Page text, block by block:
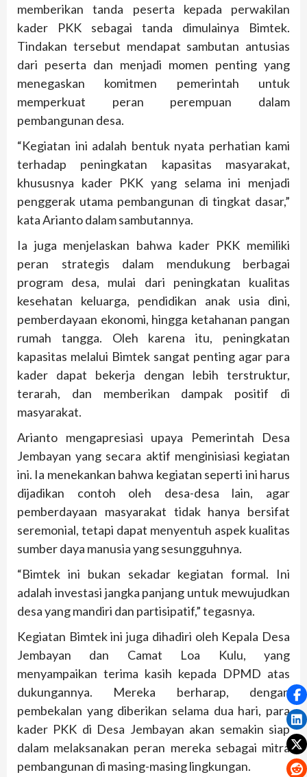
memberikan tanda peserta kepada perwakilan
kader PKK sebagai tanda dimulainya Bimtek.
Tindakan tersebut mendapat sambutan antusias
dari peserta dan menjadi momen penting yang
menegaskan komitmen pemerintah untuk
memperkuat peran perempuan dalam
pembangunan desa.
“Kegiatan ini adalah bentuk nyata perhatian kami
terhadap peningkatan kapasitas masyarakat,
khususnya kader PKK yang selama ini menjadi
penggerak utama pembangunan di tingkat dasar,”
kata Arianto dalam sambutannya.
Ia juga menjelaskan bahwa kader PKK memiliki
peran strategis dalam mendukung berbagai
program desa, mulai dari peningkatan kualitas
kesehatan keluarga, pendidikan anak usia dini,
pemberdayaan ekonomi, hingga ketahanan pangan
rumah tangga. Oleh karena itu, peningkatan
kapasitas melalui Bimtek sangat penting agar para
kader dapat bekerja dengan lebih terstruktur,
terarah, dan memberikan dampak positif di
masyarakat.
Arianto mengapresiasi upaya Pemerintah Desa
Jembayan yang secara aktif menginisiasi kegiatan
ini. Ia menekankan bahwa kegiatan seperti ini harus
dijadikan contoh oleh desa-desa lain, agar
pemberdayaan masyarakat tidak hanya bersifat
seremonial, tetapi dapat menyentuh aspek kualitas
sumber daya manusia yang sesungguhnya.
“Bimtek ini bukan sekadar kegiatan formal. Ini
adalah investasi jangka panjang untuk mewujudkan
desa yang mandiri dan partisipatif,” tegasnya.
Kegiatan Bimtek ini juga dihadiri oleh Kepala Desa
Jembayan dan Camat Loa Kulu, yang
menyampaikan terima kasih kepada DPMD atas
dukungannya. Mereka berharap, dengan
pembekalan yang diberikan selama dua hari, para
kader PKK di Desa Jembayan akan semakin siap
dalam melaksanakan peran mereka sebagai mitra
pembangunan di masing-masing lingkungan.